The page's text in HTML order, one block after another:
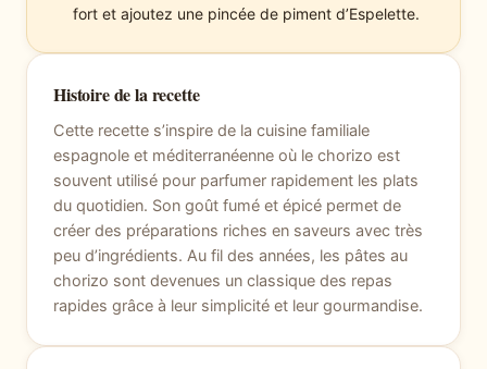
fort et ajoutez une pincée de piment d’Espelette.
Histoire de la recette
Cette recette s’inspire de la cuisine familiale
espagnole et méditerranéenne où le chorizo est
souvent utilisé pour parfumer rapidement les plats
du quotidien. Son goût fumé et épicé permet de
créer des préparations riches en saveurs avec très
peu d’ingrédients. Au fil des années, les pâtes au
chorizo sont devenues un classique des repas
rapides grâce à leur simplicité et leur gourmandise.